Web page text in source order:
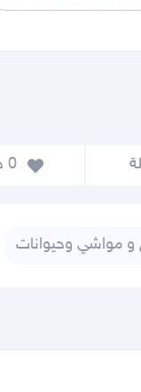
0
و مواشي وحيوانات